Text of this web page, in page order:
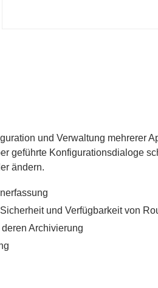
und Verwaltung mehrerer
geführte Konfigurationsdialoge
ändern.
und Verfügbarkeit von
Archivierung